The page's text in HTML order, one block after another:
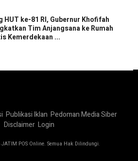
HUT ke-81 RI, Gubernur Khofifah
Tim Anjangsana ke Rumah
Kemerdekaan ...
Publikasi Iklan Pedoman Media Siber
Disclaimer Login
POS Online. Semua Hak Dilindungi.